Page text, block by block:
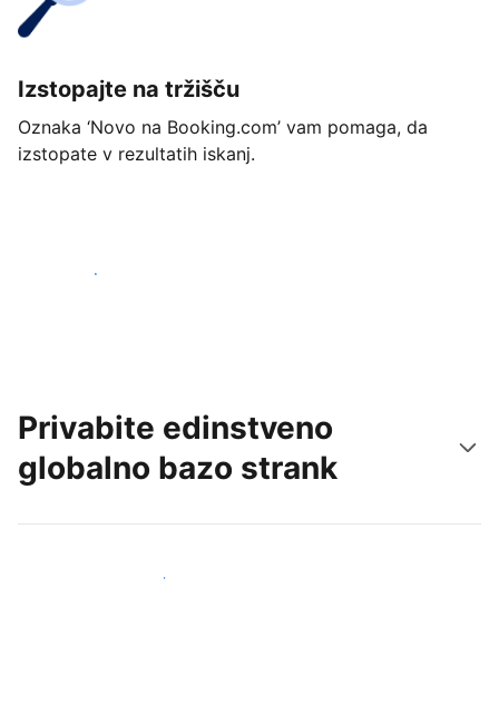
Izstopajte na tržišču
Oznaka ‘Novo na Booking.com’ vam pomaga, da
izstopate v rezultatih iskanj.
Začnite danes
Privabite edinstveno
globalno bazo strank
Pridobite nove goste še danes